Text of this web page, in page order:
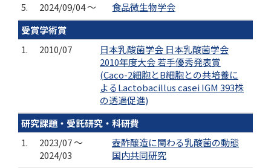
5.
2024/09/04 ～
食品微生物学会
受賞学術賞
1.
2010/07
日本乳酸菌学会 日本乳酸菌学会
2010年度大会 若手優秀発表賞
(Caco-2細胞とB細胞との共培養に
よるLactobacillus casei IGM 393株
の透過促進)
研究課題・受託研究・科研費
1.
2023/07 ～
2024/03
壺酢醸造に関わる乳酸菌の動態
国内共同研究